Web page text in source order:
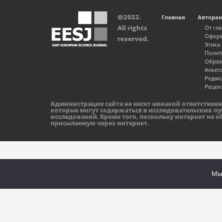
Главная
От
@2022.
All rights
reserved.
Администрация сайта не несет никакой
которые могут содержаться в исследовательских
исследований. Кроме того, поскольку интернет
присылаемую через интернет.
Мы